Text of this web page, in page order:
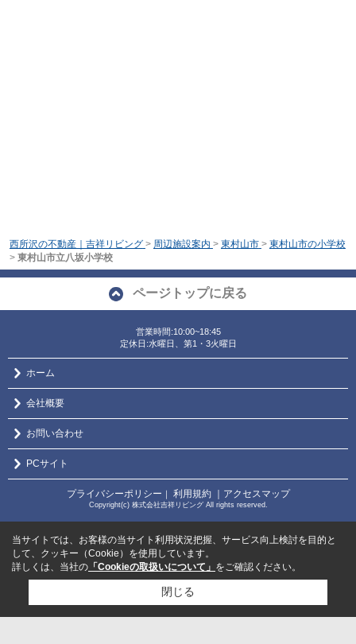
西所沢の不動産｜吉祥リビング > 周辺施設案内 > 東村山市 > 東村山市の小学校
> 東村山市立八坂小学校
ページトップに戻る
営業時間:10:00~18:45
定休日:水曜日、第1・3火曜日
ホーム
会社概要
お問い合わせ
PCサイト
プライバシーポリシー ｜ 利用規約 ｜アクセスマップ
Copyright(c) 株式会社吉祥リビング All rights reserved.
当サイトでは、お客様の当サイト利用状況把握、サービス向上検討を目的と
して、クッキー（Cookie）を使用しています。
詳しくは、当社の 「Cookieの取扱いについて」 をご確認ください。
閉じる